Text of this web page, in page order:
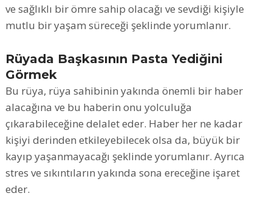
ve sağlıklı bir ömre sahip olacağı ve sevdiği kişiyle
mutlu bir yaşam süreceği şeklinde yorumlanır.
Rüyada Başkasının Pasta Yediğini
Görmek
Bu rüya, rüya sahibinin yakında önemli bir haber
alacağına ve bu haberin onu yolculuğa
çıkarabileceğine delalet eder. Haber her ne kadar
kişiyi derinden etkileyebilecek olsa da, büyük bir
kayıp yaşanmayacağı şeklinde yorumlanır. Ayrıca
stres ve sıkıntıların yakında sona ereceğine işaret
eder.